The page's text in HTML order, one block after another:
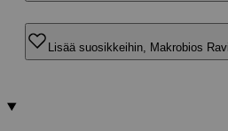
Lisää suosikkeihin, Makrobios